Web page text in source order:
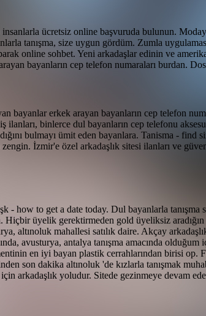
ücretsiz online başvuruda bulunun.
tanışma, size uygun gördüm. Zumla
online sohbet. Yeni arkadaşlar edinin ve
bayanların cep telefon numaraları burdan.
bayanlar erkek arayan bayanların cep telefon
binlerce dul bayanların cep telefonu
bulmayı ümit eden bayanlara. Tanisma -
İzmir'e özel arkadaşlık sitesi ilanları ve
- how to get a date today. Dul bayanlarla
Hiçbir üyelik gerektirmeden gold üyeliksiz
altınoluk mahallesi satılık daire. Akçay
avusturya, antalya tanışma amacında
en iyi bayan plastik cerrahlarından birisi
son dakika altınoluk 'de kızlarla tanışmak
arkadaşlık yoludur. Sitede gezinmeye devam